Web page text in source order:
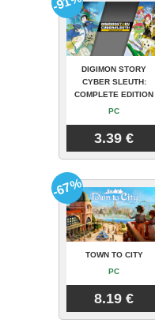
DIGIMON STORY
CYBER SLEUTH:
COMPLETE EDITION
PC
3.39 €
TOWN TO CITY
PC
8.19 €
-67%